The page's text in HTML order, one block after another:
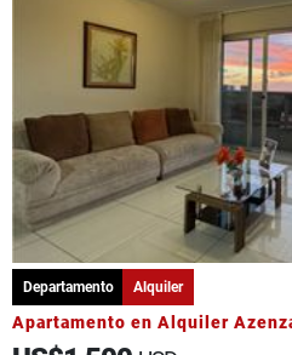
Departamento Alquiler
Apartamento en Alquiler